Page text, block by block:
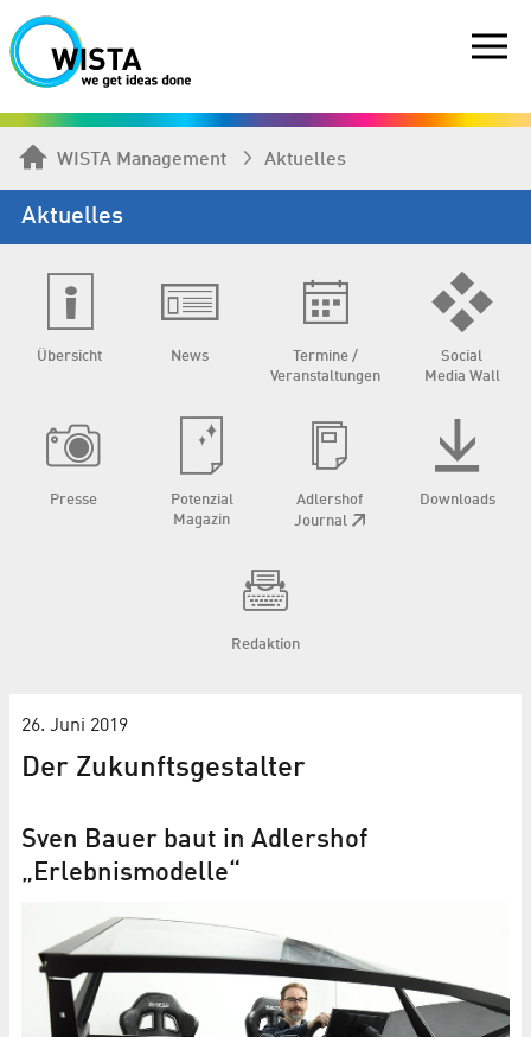
WISTA Management Aktuelles
Aktuelles
Übersicht News
Termine /
Veranstaltungen
Social
Media Wall
Presse
Potenzial
Magazin
Adlershof
Journal
Downloads
Redaktion
26. Juni 2019
Der Zukunftsgestalter
Sven Bauer baut in Adlershof
„Erlebnismodelle“